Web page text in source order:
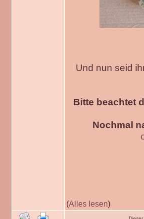
Und nun seid
Bitte beachtet
Nochmal
(Alles lesen)